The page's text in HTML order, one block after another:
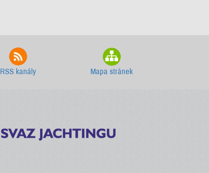
RSS kanály Mapa stránek